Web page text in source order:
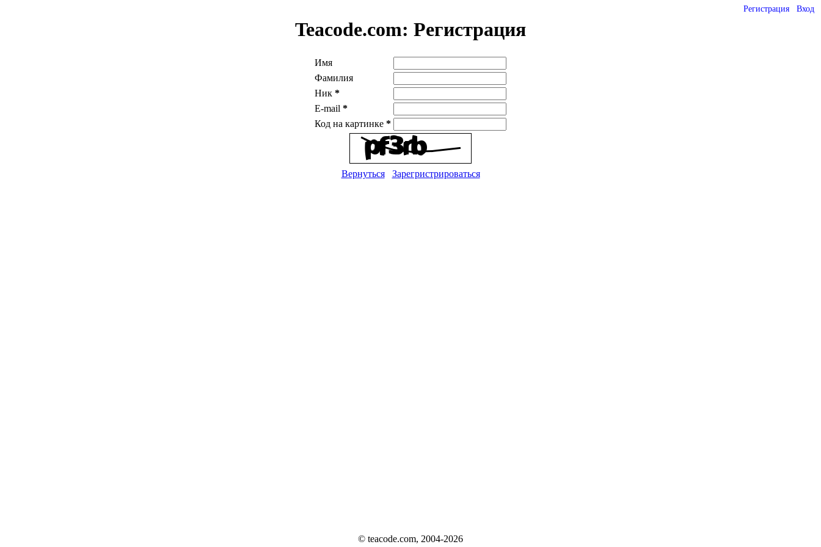
Регистрация Вход
Teacode.com: Регистрация
Имя
Фамилия
Ник *
E-mail *
Код на картинке *
Вернуться Зарегристрироваться
© teacode.com, 2004-2026